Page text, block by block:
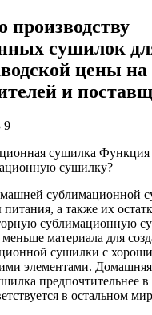
производству
сушилок
цены
и
9
сушилка Функция
сушилку?
сублимационной
а также их
сублимационную
меньше материала для
сушилки с
элементами. Домашняя
предпочтительнее
в остальном